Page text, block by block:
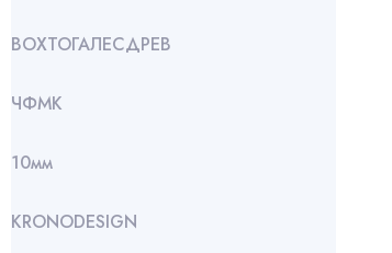
ВОХТОГАЛЕСДРЕВ
ЧФМК
10мм
KRONODESIGN